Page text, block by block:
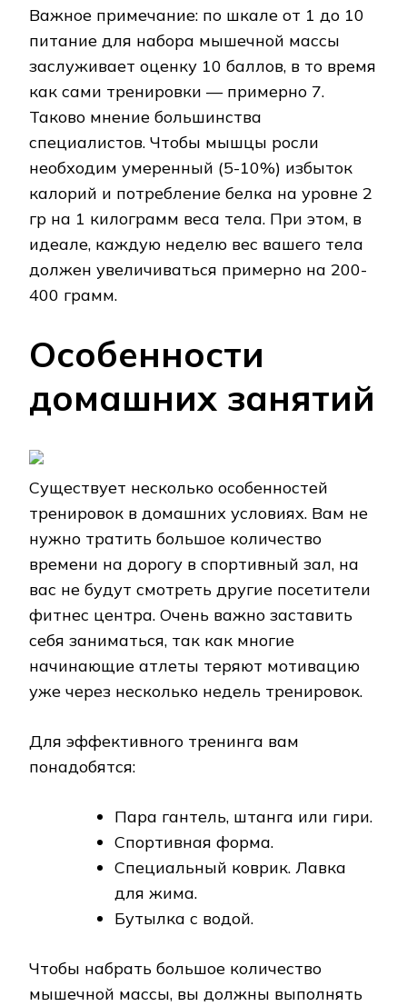
Важное примечание: по шкале от 1 до 10
питание для набора мышечной массы
заслуживает оценку 10 баллов, в то время
как сами тренировки — примерно 7.
Таково мнение большинства
специалистов. Чтобы мышцы росли
необходим умеренный (5-10%) избыток
калорий и потребление белка на уровне 2
гр на 1 килограмм веса тела. При этом, в
идеале, каждую неделю вес вашего тела
должен увеличиваться примерно на 200-
400 грамм.
Особенности
домашних занятий
Существует несколько особенностей
тренировок в домашних условиях. Вам не
нужно тратить большое количество
времени на дорогу в спортивный зал, на
вас не будут смотреть другие посетители
фитнес центра. Очень важно заставить
себя заниматься, так как многие
начинающие атлеты теряют мотивацию
уже через несколько недель тренировок.
Для эффективного тренинга вам
понадобятся:
Пара гантель, штанга или гири.
Спортивная форма.
Специальный коврик. Лавка
для жима.
Бутылка с водой.
Чтобы набрать большое количество
мышечной массы, вы должны выполнять